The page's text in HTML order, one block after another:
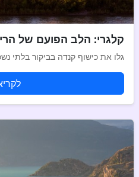
קלגרי: הלב הפועם של הרי
גלו את כישוף קנדה בביקור בלתי